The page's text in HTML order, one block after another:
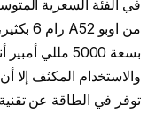
في الفئة السعرية
بسعة 5000
توفر في الطاقة عن تقنية 12